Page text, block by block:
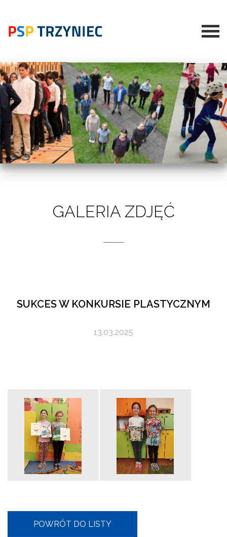
GALERIA ZDJĘĆ
SUKCES W KONKURSIE PLASTYCZNYM
13.03.2025